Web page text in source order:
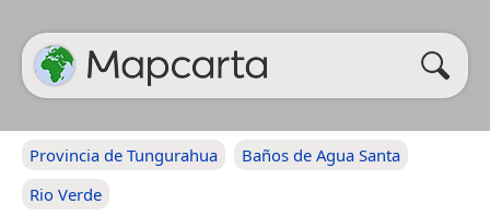
Provincia de Tungurahua
Baños de Agua Santa
Rio Verde